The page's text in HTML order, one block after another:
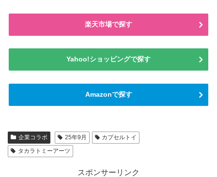
楽天市場で探す
Yahoo!ショッピングで探す
Amazonで探す
企業コラボ 25年9月
カプセルトイ
タカラトミーアーツ
スポンサーリンク